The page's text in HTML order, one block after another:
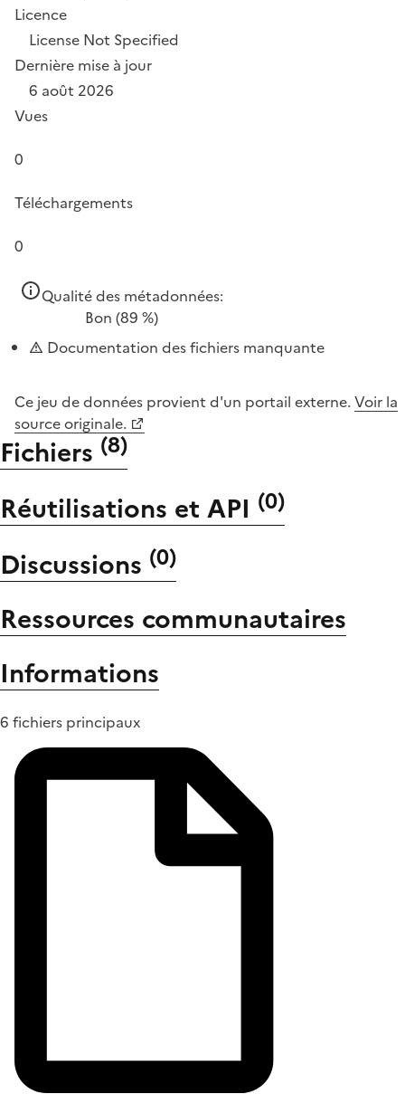
Licence
License Not Specified
Dernière mise à jour
6 août 2026
Vues
0
Téléchargements
0
Qualité des métadonnées:
Bon (89 %)
Documentation des fichiers manquante
Ce jeu de données provient d'un portail externe. Voir la
source originale.
Fichiers (8)
Réutilisations et API (0)
Discussions (0)
Ressources communautaires
Informations
6 fichiers principaux